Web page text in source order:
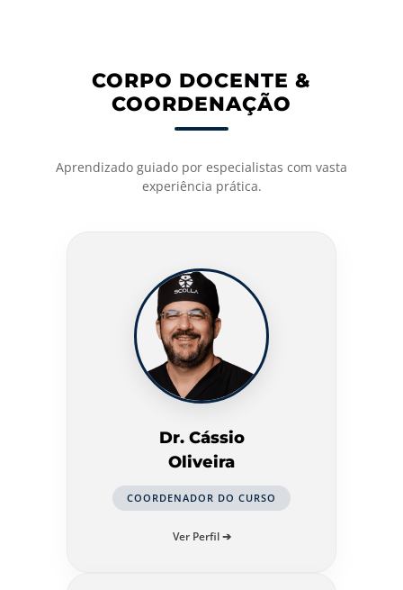
CORPO DOCENTE &
COORDENAÇÃO
Aprendizado guiado por especialistas com vasta
experiência prática.
Dr. Cássio
Oliveira
COORDENADOR DO CURSO
Ver Perfil ➔